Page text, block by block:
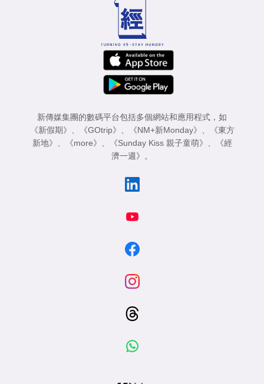
新傳媒集團的數碼平台包括多個網站和應用程式，如
《新假期》
《GOtrip》 《NM+新Monday》
《東方
新地》
《more》 《Sunday Kiss 親子童萌》
《經
濟一週》
。